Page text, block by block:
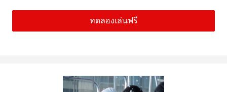
ทดลองเล่นฟรี